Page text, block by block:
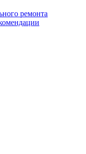
ремонта